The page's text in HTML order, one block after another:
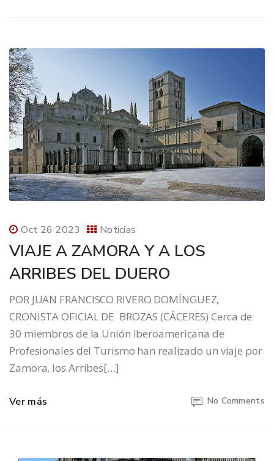
Oct 26 2023 Noticias
VIAJE A ZAMORA Y A LOS
ARRIBES DEL DUERO
POR JUAN FRANCISCO RIVERO DOMÍNGUEZ,
CRONISTA OFICIAL DE BROZAS (CÁCERES) Cerca de
30 miembros de la Unión Iberoamericana de
Profesionales del Turismo han realizado un viaje por
Zamora, los Arribes[…]
Ver más No Comments